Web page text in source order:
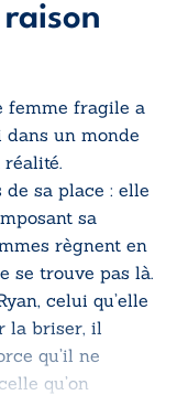
femme fragile a
un monde
réalité.
de sa place : elle
sa
règnent en
se trouve pas là.
celui qu’elle
la briser, il
qu’il ne
qu’on